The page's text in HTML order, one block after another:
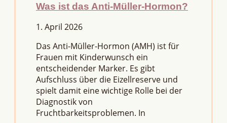
Was ist das Anti-Müller-Hormon?
1. April 2026
Das Anti-Müller-Hormon (AMH) ist für
Frauen mit Kinderwunsch ein
entscheidender Marker. Es gibt
Aufschluss über die Eizellreserve und
spielt damit eine wichtige Rolle bei der
Diagnostik von
Fruchtbarkeitsproblemen. In